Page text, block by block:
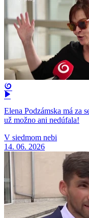
Elena Podzámska má za
už možno ani nedúfala!
V siedmom nebi
14. 06. 2026